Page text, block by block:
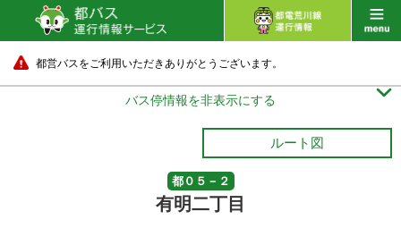
都営バスをご利用いただきありがとうございます。
バス停情報を非表示にする 
ルート図
都０５－２
有明二丁目